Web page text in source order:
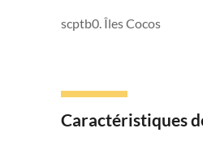
scptb0. Îles Cocos
Caractéristiques